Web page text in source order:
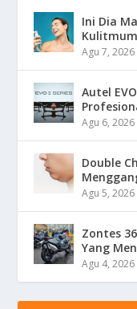
Ini Dia
Agu 7, 2026
Autel
Agu 6, 2026
Double
Agu 5, 2026
Zontes
Yang
Agu 4, 2026